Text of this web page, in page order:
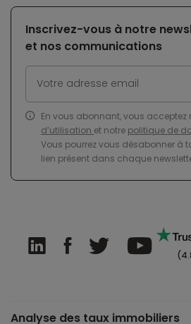
Inscrivez-vous à notre
et nos communications
En vous abonnant, vous acceptez
d’utilisation et notre politique de
Vous pourrez vous désabonner à
lien présent dans chaque
Analyse des taux immobiliers